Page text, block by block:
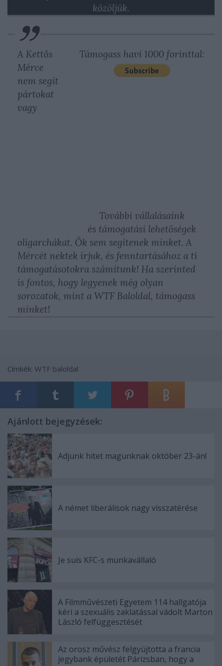
közöljük.
Támogass havi 1000 forinttal:
További vállalásaink
és támogatási lehetőségek
A Kettős
Mérce
nem segít
pártokat
vagy
oligarchákat. Ők sem segítenek minket. A
Mércét nektek írjuk, és fenntartásához a ti
támogatásotokra számítunk! Ha szerinted
is fontos, hogy legyenek még olyan
sorozatok, mint a WTF Baloldal, támogass
minket!
Címkék: WTF baloldal
Ajánlott bejegyzések:
Adjunk hitet magunknak október 23-án!
A német liberálisok nagy visszatérése
Je suis KFC-s munkavállaló
A Filmművészeti Egyetem 114 hallgatója
kéri a szexuális zaklatással vádolt Marton
László felfüggesztését
Az orosz művész felgyújtotta a francia
jegybank épületét Párizsban, hogy a